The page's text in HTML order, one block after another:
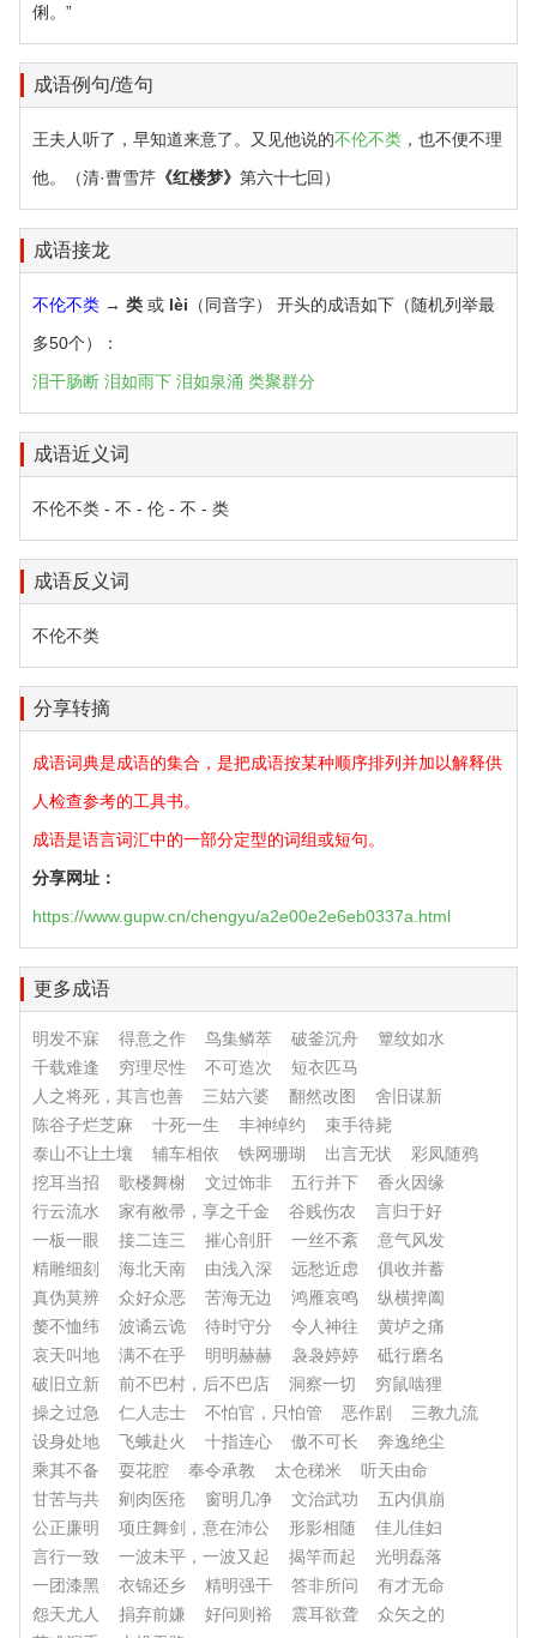
俐。”
成语例句/造句
王夫人听了，早知道来意了。又见他说的不伦不类 ，也不便不理
他。（清·曹雪芹 《红楼梦》 第六十七回）
成语接龙
不伦不类 → 类 或 lèi （同音字） 开头的成语如下（随机列举最
多50个）：
泪干肠断 泪如雨下 泪如泉涌 类聚群分
成语近义词
不伦不类 - 不 - 伦 - 不 - 类
成语反义词
不伦不类
分享转摘
成语词典是成语的集合，是把成语按某种顺序排列并加以解释供
人检查参考的工具书。
成语是语言词汇中的一部分定型的词组或短句。
分享网址：
https://www.gupw.cn/chengyu/a2e00e2e6eb0337a.html
更多成语
明发不寐 得意之作 鸟集鳞萃 破釜沉舟
簟纹如水
千载难逢
穷理尽性 不可造次
短衣匹马
人之将死，其言也善
三姑六婆 翻然改图
舍旧谋新
陈谷子烂芝麻
十死一生 丰神绰约
束手待毙
泰山不让土壤
辅车相依 铁网珊瑚 出言无状
彩凤随鸦
挖耳当招
歌楼舞榭 文过饰非 五行并下
香火因缘
行云流水
家有敝帚，享之千金 谷贱伤农
言归于好
一板一眼
接二连三 摧心剖肝 一丝不紊
意气风发
精雕细刻
海北天南 由浅入深 远愁近虑
俱收并蓄
真伪莫辨
众好众恶 苦海无边 鸿雁哀鸣
纵横捭阖
嫠不恤纬
波谲云诡 待时守分 令人神往
黄垆之痛
哀天叫地
满不在乎 明明赫赫 袅袅婷婷
砥行磨名
破旧立新
前不巴村，后不巴店 洞察一切
穷鼠啮狸
操之过急
仁人志士 不怕官，只怕管 恶作剧
三教九流
设身处地
飞蛾赴火 十指连心 傲不可长
奔逸绝尘
乘其不备
耍花腔 奉令承教 太仓稊米
听天由命
甘苦与共
剜肉医疮 窗明几净 文治武功
五内俱崩
公正廉明
项庄舞剑，意在沛公 形影相随
佳儿佳妇
言行一致
一波未平，一波又起 揭竿而起
光明磊落
一团漆黑
衣锦还乡 精明强干 答非所问
有才无命
怨天尤人
捐弃前嫌 好问则裕 震耳欲聋
众矢之的